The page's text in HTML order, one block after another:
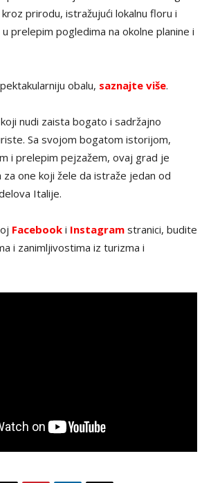
prirodu, istražujući lokalnu floru i
prelepim pogledima na okolne planine i
obalu, saznajte više.
nudi zaista bogato i sadržajno
Sa svojom bogatom istorijom,
i prelepim pejzažem, ovaj grad je
za one koji žele da istraže jedan od
Italije.
Facebook i Instagram stranici, budite
i zanimljivostima iz turizma i